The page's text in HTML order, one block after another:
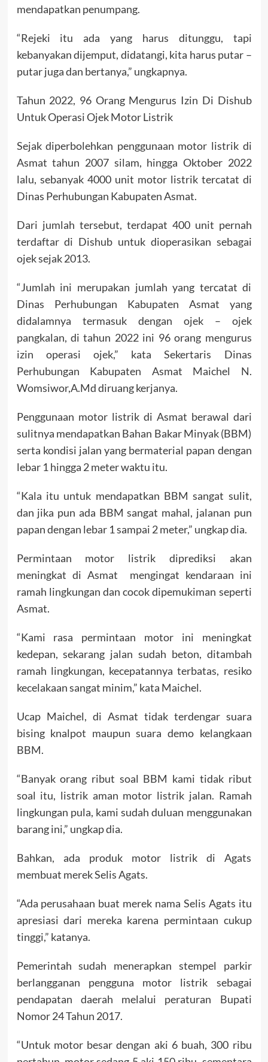
mendapatkan penumpang.
“Rejeki itu ada yang harus ditunggu, tapi
kebanyakan dijemput, didatangi, kita harus putar –
putar juga dan bertanya,” ungkapnya.
Tahun 2022, 96 Orang Mengurus Izin Di Dishub
Untuk Operasi Ojek Motor Listrik
Sejak diperbolehkan penggunaan motor listrik di
Asmat tahun 2007 silam, hingga Oktober 2022
lalu, sebanyak 4000 unit motor listrik tercatat di
Dinas Perhubungan Kabupaten Asmat.
Dari jumlah tersebut, terdapat 400 unit pernah
terdaftar di Dishub untuk dioperasikan sebagai
ojek sejak 2013.
“Jumlah ini merupakan jumlah yang tercatat di
Dinas Perhubungan Kabupaten Asmat yang
didalamnya termasuk dengan ojek – ojek
pangkalan, di tahun 2022 ini 96 orang mengurus
izin operasi ojek,” kata Sekertaris Dinas
Perhubungan Kabupaten Asmat Maichel N.
Womsiwor,A.Md diruang kerjanya.
Penggunaan motor listrik di Asmat berawal dari
sulitnya mendapatkan Bahan Bakar Minyak (BBM)
serta kondisi jalan yang bermaterial papan dengan
lebar 1 hingga 2 meter waktu itu.
“Kala itu untuk mendapatkan BBM sangat sulit,
dan jika pun ada BBM sangat mahal, jalanan pun
papan dengan lebar 1 sampai 2 meter,” ungkap dia.
Permintaan motor listrik diprediksi akan
meningkat di Asmat mengingat kendaraan ini
ramah lingkungan dan cocok dipemukiman seperti
Asmat.
“Kami rasa permintaan motor ini meningkat
kedepan, sekarang jalan sudah beton, ditambah
ramah lingkungan, kecepatannya terbatas, resiko
kecelakaan sangat minim,” kata Maichel.
Ucap Maichel, di Asmat tidak terdengar suara
bising knalpot maupun suara demo kelangkaan
BBM.
“Banyak orang ribut soal BBM kami tidak ribut
soal itu, listrik aman motor listrik jalan. Ramah
lingkungan pula, kami sudah duluan menggunakan
barang ini,” ungkap dia.
Bahkan, ada produk motor listrik di Agats
membuat merek Selis Agats.
“Ada perusahaan buat merek nama Selis Agats itu
apresiasi dari mereka karena permintaan cukup
tinggi,” katanya.
Pemerintah sudah menerapkan stempel parkir
berlangganan pengguna motor listrik sebagai
pendapatan daerah melalui peraturan Bupati
Nomor 24 Tahun 2017.
“Untuk motor besar dengan aki 6 buah, 300 ribu